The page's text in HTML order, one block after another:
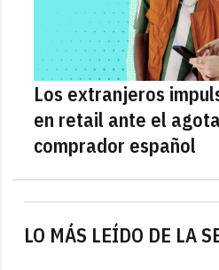
LO MÁS LEÍDO DE LA
Los extranjeros
en retail ante el
comprador español